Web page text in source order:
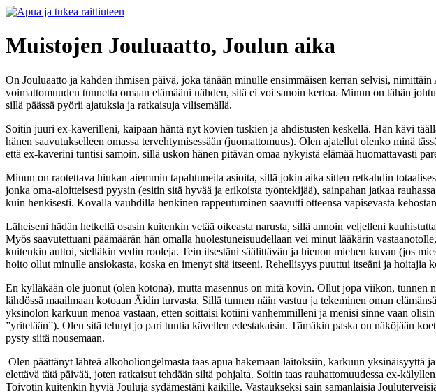
Muistojen Jouluaatto, Joulun aika
On Jouluaatto ja kahden ihmisen päivä, joka tänään minulle ensimmäisen kerran selvisi,
voimattomuuden tunnetta omaan elämääni nähden, sitä ei voi sanoin kertoa. Minun on tähän
sillä päässä pyörii ajatuksia ja ratkaisuja vilisemällä.
Soitin juuri ex-kaverilleni, kaipaan häntä nyt kovien tuskien ja ahdistusten keskellä. Hän kävi
hänen saavutukselleen omassa tervehtymisessään (juomattomuus). Olen ajatellut olenko minä
että ex-kaverini tuntisi samoin, sillä uskon hänen pitävän omaa nykyistä elämää huomattavasti
Minun on raotettava hiukan aiemmin tapahtuneita asioita, sillä jokin aika sitten retkahdin
jonka oma-aloitteisesti pyysin (esitin sitä hyvää ja erikoista työntekijää), sainpahan jatkaa
kuin henkisesti. Kovalla vauhdilla henkinen rappeutuminen saavutti otteensa vapisevasta
Läheiseni hädän hetkellä osasin kuitenkin vetää oikeasta narusta, sillä annoin veljelleni
Myös saavutettuani päämäärän hän omalla huolestuneisuudellaan vei minut lääkärin
kuitenkin auttoi, sielläkin vedin rooleja. Tein itsestäni säälittävän ja hienon miehen kuvan (jos
hoito ollut minulle ansiokasta, koska en imenyt sitä itseeni. Rehellisyys puuttui itseäni ja hoitajia
En kylläkään ole juonut (olen kotona), mutta masennus on mitä kovin. Ollut jopa viikon,
lähdössä maailmaan kotoaan Äidin turvasta. Sillä tunnen näin vastuu ja tekeminen oman
yksinolon karkuun menoa vastaan, etten soittaisi kotiini vanhemmilleni ja menisi sinne vaan
”yritetään”). Olen sitä tehnyt jo pari tuntia kävellen edestakaisin. Tämäkin paska on näköjään
pysty siitä nousemaan.
Olen päättänyt lähteä alkoholiongelmasta taas apua hakemaan laitoksiin, karkuun yksinäisyyttä
elettävä tätä päivää, joten ratkaisut tehdään siltä pohjalta. Soitin taas rauhattomuudessa ex-
Toivotin kuitenkin hyviä Jouluja sydämestäni kaikille. Vastaukseksi sain samanlaisia